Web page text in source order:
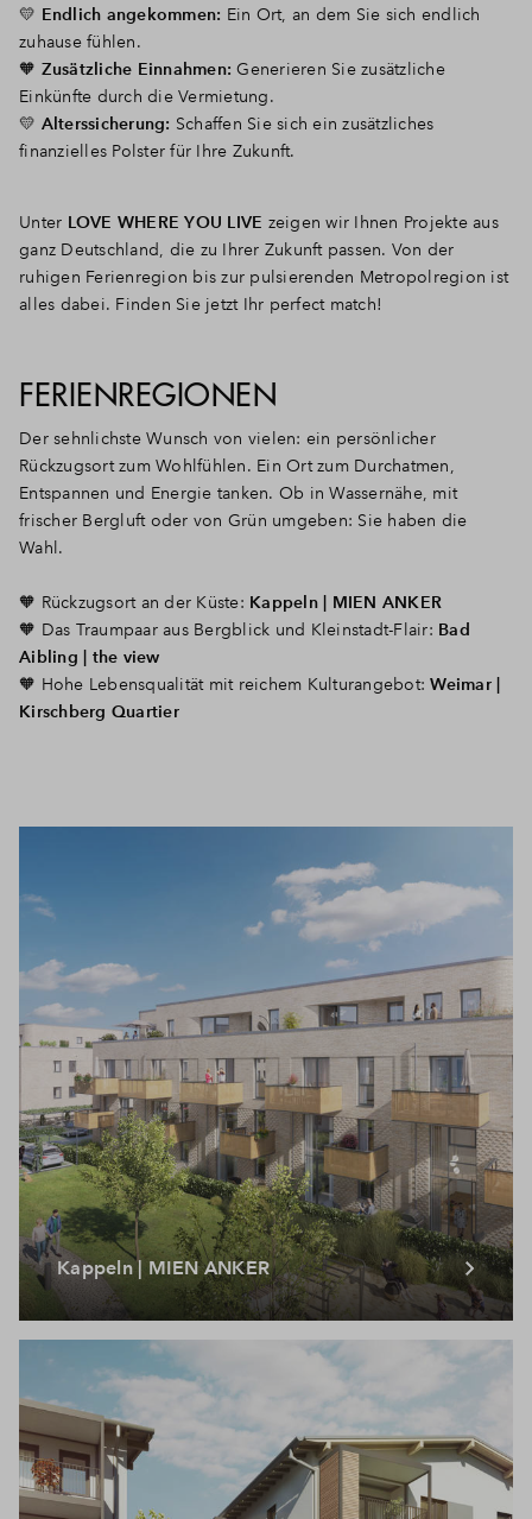
💛 Endlich angekommen: Ein Ort, an dem Sie sich endlich
zuhause fühlen.
🧡 Zusätzliche Einnahmen: Generieren Sie zusätzliche
Einkünfte durch die Vermietung.
💛 Alterssicherung: Schaffen Sie sich ein zusätzliches
finanzielles Polster für Ihre Zukunft.
Unter LOVE WHERE YOU LIVE zeigen wir Ihnen Projekte aus
ganz Deutschland, die zu Ihrer Zukunft passen. Von der
ruhigen Ferienregion bis zur pulsierenden Metropolregion ist
alles dabei. Finden Sie jetzt Ihr perfect match!
FERIENREGIONEN
Der sehnlichste Wunsch von vielen: ein persönlicher
Rückzugsort zum Wohlfühlen. Ein Ort zum Durchatmen,
Entspannen und Energie tanken. Ob in Wassernähe, mit
frischer Bergluft oder von Grün umgeben: Sie haben die
Wahl.
🧡 Rückzugsort an der Küste: Kappeln | MIEN ANKER
🧡 Das Traumpaar aus Bergblick und Kleinstadt-Flair: Bad
Aibling | the view
🧡 Hohe Lebensqualität mit reichem Kulturangebot:Weimar |
Kirschberg Quartier
Kappeln | MIEN ANKER